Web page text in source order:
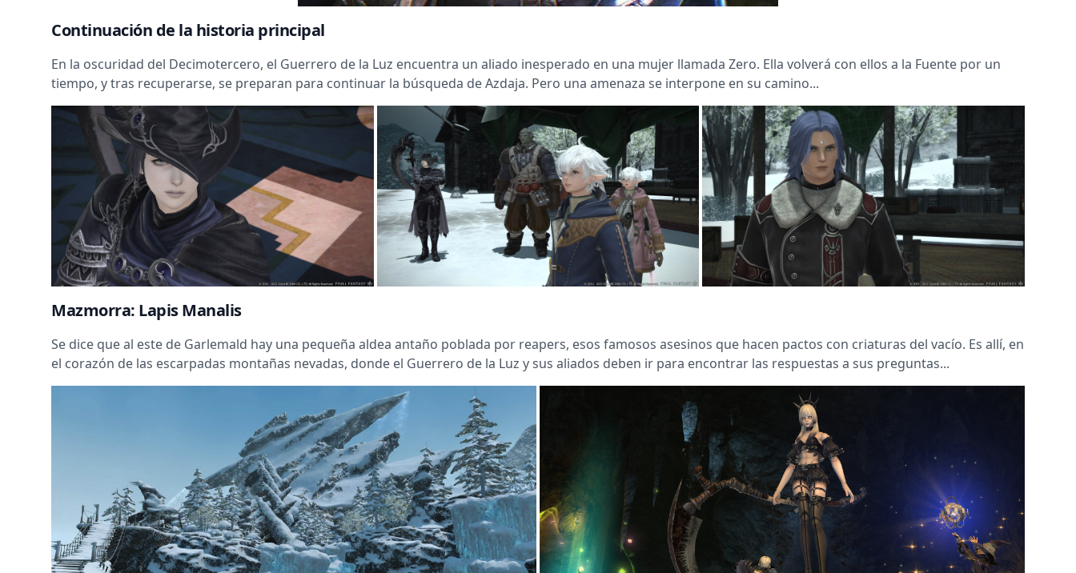
Continuación de la historia principal
En la oscuridad del Decimotercero, el Guerrero de la Luz encuentra un aliado inesperado en una mujer llamada Zero. Ella volverá con ellos a la Fuente por un
tiempo, y tras recuperarse, se preparan para continuar la búsqueda de Azdaja. Pero una amenaza se interpone en su camino...
Mazmorra: Lapis Manalis
Se dice que al este de Garlemald hay una pequeña aldea antaño poblada por reapers, esos famosos asesinos que hacen pactos con criaturas del vacío. Es allí, en
el corazón de las escarpadas montañas nevadas, donde el Guerrero de la Luz y sus aliados deben ir para encontrar las respuestas a sus preguntas...